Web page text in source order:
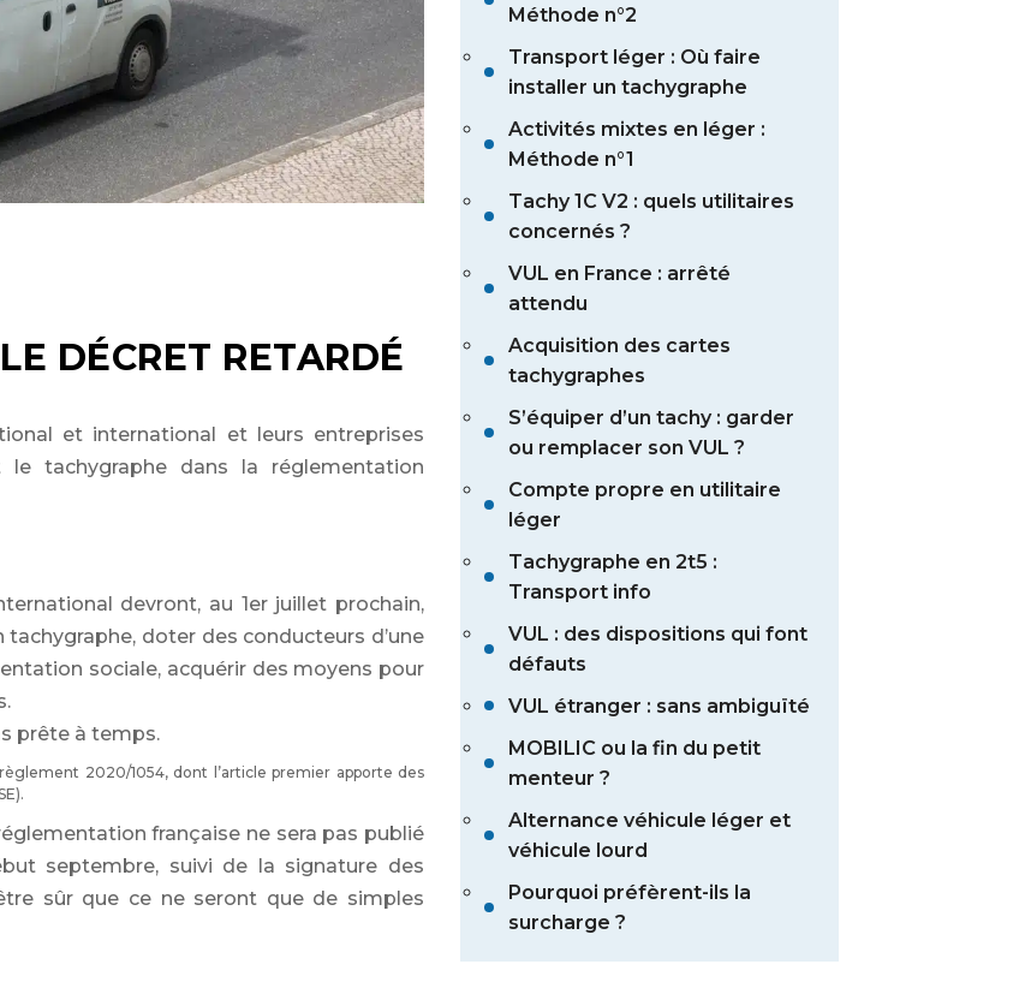
DÉCRET RETARDÉ
et international et leurs entreprises
tachygraphe dans la réglementation
devront, au 1er juillet prochain,
doter des conducteurs d’une
sociale, acquérir des moyens pour
prête à temps.
2020/1054, dont l’article premier apporte des
française ne sera pas publié
septembre, suivi de la signature des
sûr que ce ne seront que de simples
Méthode n°2
Transport léger : Où faire
installer un tachygraphe
Activités mixtes en léger :
Méthode n°1
Tachy 1C V2 : quels utilitaires
concernés ?
VUL en France : arrêté
attendu
Acquisition des cartes
tachygraphes
S’équiper d’un tachy : garder
ou remplacer son VUL ?
Compte propre en utilitaire
léger
Tachygraphe en 2t5 :
Transport info
VUL : des dispositions qui font
défauts
VUL étranger : sans ambiguïté
MOBILIC ou la fin du petit
menteur ?
Alternance véhicule léger et
véhicule lourd
Pourquoi préfèrent-ils la
surcharge ?